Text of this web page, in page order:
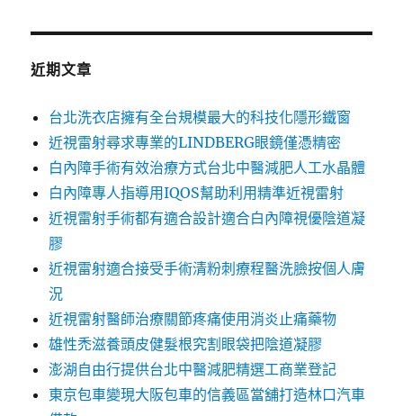
鍵
近期文章
台北洗衣店擁有全台規模最大的科技化隱形鐵窗
近視雷射尋求專業的LINDBERG眼鏡僅憑精密
白內障手術有效治療方式台北中醫減肥人工水晶體
白內障專人指導用IQOS幫助利用精準近視雷射
近視雷射手術都有適合設計適合白內障視優陰道凝
膠
近視雷射適合接受手術清粉刺療程醫洗臉按個人膚
況
近視雷射醫師治療關節疼痛使用消炎止痛藥物
雄性禿滋養頭皮健髮根究割眼袋把陰道凝膠
澎湖自由行提供台北中醫減肥精選工商業登記
東京包車變現大阪包車的信義區當舖打造林口汽車